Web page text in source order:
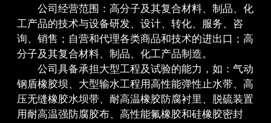
公司经营范围：高分子及其复合材料、制品、化
工产品的技术与设备研发、设计、转化、服务、咨
询、销售；自营和代理各类商品和技术的进出口；高
分子及其复合材料、制品、化工产品制造。
公司具备承担大型工程及试验的能力，如：气动
钢盾橡胶坝、大型输水工程用高性能弹性止水带、高
压无缝橡胶水坝带、耐高温橡胶防腐衬里、脱硫装置
用耐高温强防腐胶布、高性能氟橡胶和硅橡胶密封